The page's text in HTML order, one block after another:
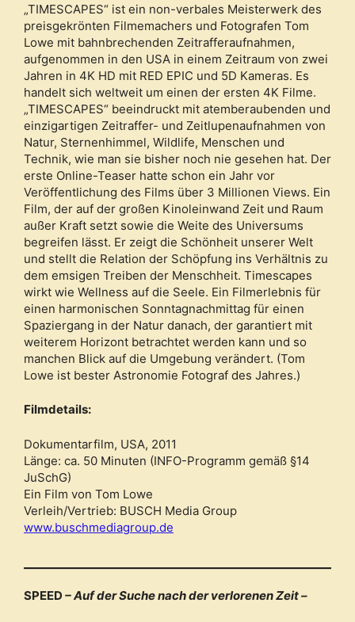
„TIMESCAPES“ ist ein non-verbales Meisterwerk des
preisgekrönten Filmemachers und Fotografen Tom
Lowe mit bahnbrechenden Zeitrafferaufnahmen,
aufgenommen in den USA in einem Zeitraum von zwei
Jahren in 4K HD mit RED EPIC und 5D Kameras. Es
handelt sich weltweit um einen der ersten 4K Filme.
„TIMESCAPES“ beeindruckt mit atemberaubenden und
einzigartigen Zeitraffer- und Zeitlupenaufnahmen von
Natur, Sternenhimmel, Wildlife, Menschen und
Technik, wie man sie bisher noch nie gesehen hat. Der
erste Online-Teaser hatte schon ein Jahr vor
Veröffentlichung des Films über 3 Millionen Views. Ein
Film, der auf der großen Kinoleinwand Zeit und Raum
außer Kraft setzt sowie die Weite des Universums
begreifen lässt. Er zeigt die Schönheit unserer Welt
und stellt die Relation der Schöpfung ins Verhältnis zu
dem emsigen Treiben der Menschheit. Timescapes
wirkt wie Wellness auf die Seele. Ein Filmerlebnis für
einen harmonischen Sonntagnachmittag für einen
Spaziergang in der Natur danach, der garantiert mit
weiterem Horizont betrachtet werden kann und so
manchen Blick auf die Umgebung verändert. (Tom
Lowe ist bester Astronomie Fotograf des Jahres.)
Filmdetails:
Dokumentarfilm, USA, 2011
Länge: ca. 50 Minuten (INFO-Programm gemäß §14
JuSchG)
Ein Film von Tom Lowe
Verleih/Vertrieb: BUSCH Media Group
www.buschmediagroup.de
SPEED – Auf der Suche nach der verlorenen Zeit –